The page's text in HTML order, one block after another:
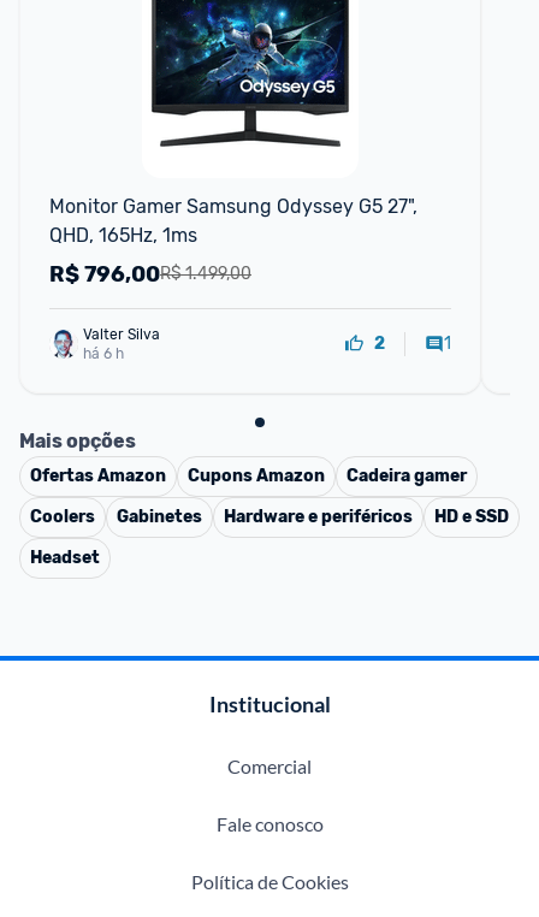
Monitor Gamer Samsung Odyssey G5 27",
QHD, 165Hz, 1ms
R$ 1.499,00
R$796,00
Valter Silva
há 6 h
2 1
Mais opções
OfertasAmazon CuponsAmazon
Cadeira gamer
Coolers
Gabinetes Hardware e periféricos
HD e SSD
Headset
Institucional
Comercial
Fale conosco
Política de Cookies